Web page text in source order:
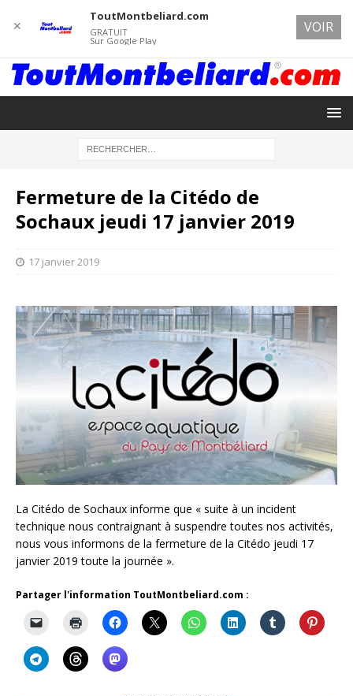
Fermeture de la Citédo de
Sochaux jeudi 17 janvier 2019
17 janvier 2019
La Citédo de Sochaux informe que « suite à un incident
technique nous contraignant à suspendre toutes nos activités,
nous vous informons de la fermeture de la Citédo jeudi 17
janvier 2019 toute la journée ».
Partager l'information ToutMontbeliard.com :
✕
ToutMontbeliard.com
GRATUIT
Sur Google Play
VOIR